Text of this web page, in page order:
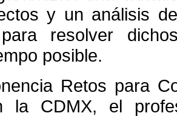
y un análisis
resolver
posible.
Retos para
la CDMX, el